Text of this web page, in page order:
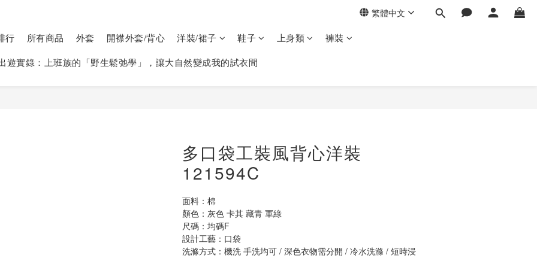
繁體中文
行 所有商品 外套 開襟外套/背心 洋裝/裙子 鞋子 上身類
褲裝
遊實錄：上班族的「野生鬆弛學」，讓大自然變成我的試衣間
多口袋工裝風背心洋裝
121594C
面料：棉
顏色：灰色 卡其 藏青 軍綠
尺碼：均碼F
設計工藝：口袋
洗滌方式：機洗 手洗均可 / 深色衣物需分開 / 冷水洗滌 / 短時浸